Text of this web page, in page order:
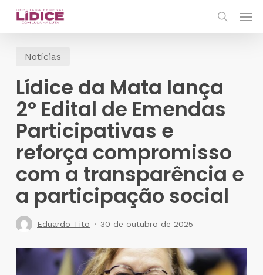
Skip
contentNotícias
Lídice da Mata lança
2º Edital de Emendas
Participativas e
reforça compromisso
com a transparência e
a participação social
Eduardo Tito 30 de outubro de 2025